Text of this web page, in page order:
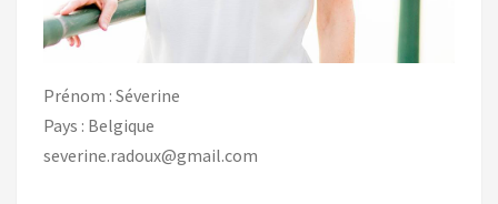
Prénom : Séverine
Pays : Belgique
severine.radoux@gmail.com